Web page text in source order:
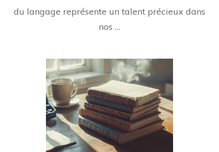
du langage représente un talent précieux dans
nos …